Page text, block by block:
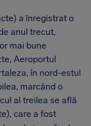
a înregistrat o
anul trecut,
mai bune
Aeroportul
în nord-estul
marcând o
al treilea se află
care a fost